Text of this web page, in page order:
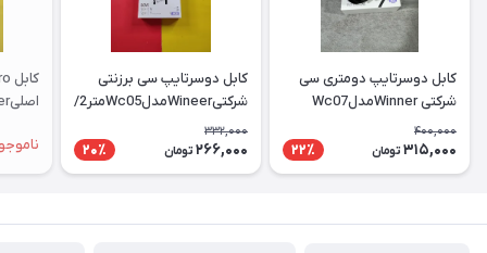
کابل دوسرتایپ دومتری سی
شرکتی WinnerمدلWc07
400,000
315,000 تومان 22٪
کابل دوسرتایپ سی برزنتی
شرکتیWineerمدلWc05متر1/2
332,000
266,000 تومان 20٪